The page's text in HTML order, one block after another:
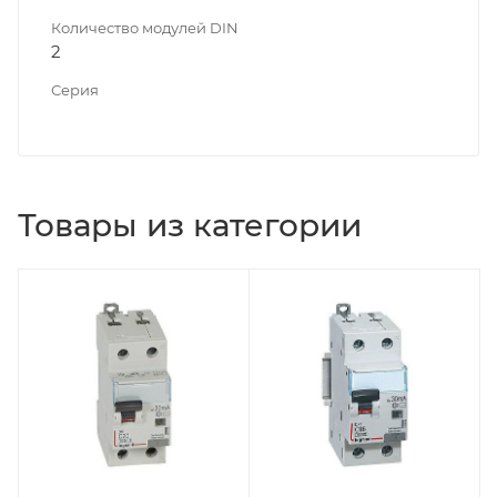
Количество модулей DIN
2
Серия
Товары из категории